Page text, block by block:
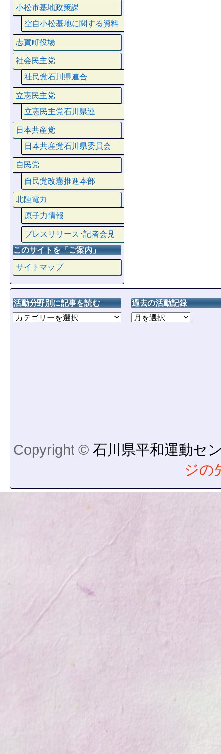
小松市基地政策課
空自小松基地に関する資料
志賀町役場
社会民主党
社民党石川県連合
立憲民主党
立憲民主党石川県連
日本共産党
日本共産党石川県委員会
自民党
自民党改憲推進本部
北陸電力
原子力情報
プレスリリース･記者会見
このサイトを「ご案内」
サイトマップ
活動分野別に記事を読む 過去の活動記録
Copyright © 石川県平和運動セ
ジの